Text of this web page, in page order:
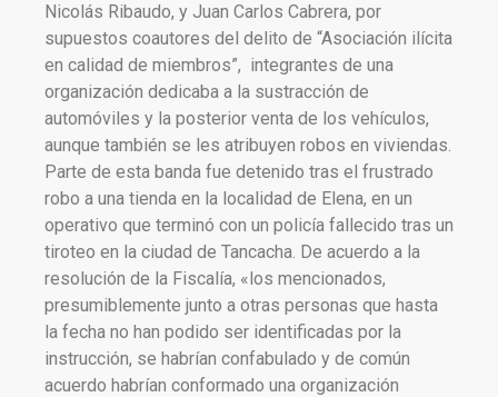
Nicolás Ribaudo, y Juan Carlos Cabrera, por
supuestos coautores del delito de “Asociación ilícita
en calidad de miembros”, integrantes de una
organización dedicaba a la sustracción de
automóviles y la posterior venta de los vehículos,
aunque también se les atribuyen robos en viviendas.
Parte de esta banda fue detenido tras el frustrado
robo a una tienda en la localidad de Elena, en un
operativo que terminó con un policía fallecido tras un
tiroteo en la ciudad de Tancacha. De acuerdo a la
resolución de la Fiscalía, «los mencionados,
presumiblemente junto a otras personas que hasta
la fecha no han podido ser identificadas por la
instrucción, se habrían confabulado y de común
acuerdo habrían conformado una organización